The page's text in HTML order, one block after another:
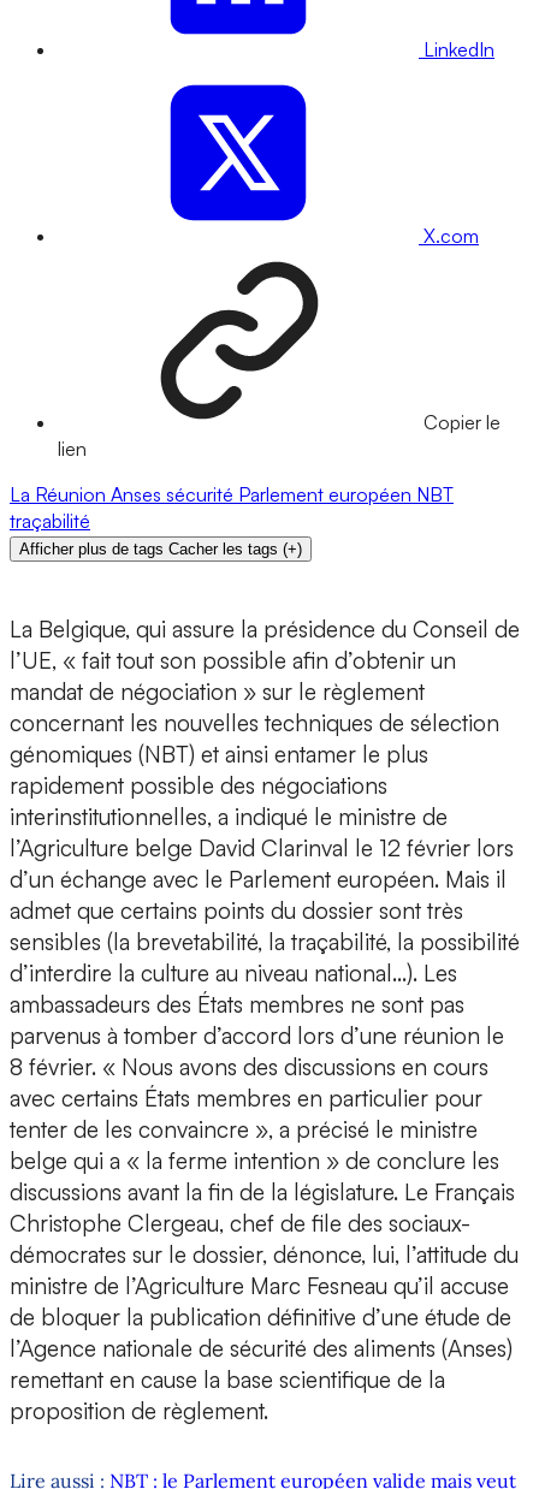
LinkedIn
X.com
Copier le
lien
La Réunion Anses sécurité Parlement européen NBT
traçabilité
Afficher plus de tags Cacher les tags (+)
La Belgique, qui assure la présidence du Conseil de
l’UE, « fait tout son possible afin d’obtenir un
mandat de négociation » sur le règlement
concernant les nouvelles techniques de sélection
génomiques (NBT) et ainsi entamer le plus
rapidement possible des négociations
interinstitutionnelles, a indiqué le ministre de
l’Agriculture belge David Clarinval le 12 février lors
d’un échange avec le Parlement européen. Mais il
admet que certains points du dossier sont très
sensibles (la brevetabilité, la traçabilité, la possibilité
d’interdire la culture au niveau national…). Les
ambassadeurs des États membres ne sont pas
parvenus à tomber d’accord lors d’une réunion le
8 février. « Nous avons des discussions en cours
avec certains États membres en particulier pour
tenter de les convaincre », a précisé le ministre
belge qui a « la ferme intention » de conclure les
discussions avant la fin de la législature. Le Français
Christophe Clergeau, chef de file des sociaux-
démocrates sur le dossier, dénonce, lui, l’attitude du
ministre de l’Agriculture Marc Fesneau qu’il accuse
de bloquer la publication définitive d’une étude de
l’Agence nationale de sécurité des aliments (Anses)
remettant en cause la base scientifique de la
proposition de règlement.
Lire aussi : NBT : le Parlement européen valide mais veut